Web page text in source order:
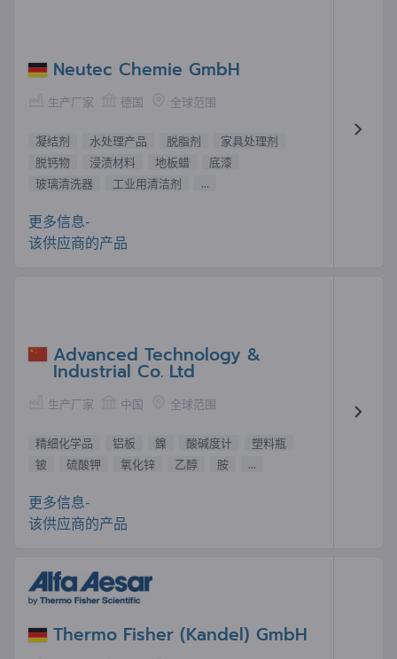
Neutec Chemie GmbH
生产厂家 德国 全球范围
凝结剂 水处理产品 脱脂剂
家具处理剂
脱钙物
浸渍材料 地板蜡
底漆
玻璃清洗器
工业用清洁剂 ...
更多信息-
该供应商的产品
Advanced Technology &
Industrial Co. Ltd
生产厂家 中国 全球范围
精细化学品 铝板 鎳 酸碱度计
塑料瓶
铍
硫酸钾 氧化锌 乙醇 胺 ...
更多信息-
该供应商的产品
Thermo Fisher (Kandel) GmbH